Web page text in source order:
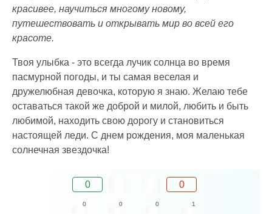
красивее, научиться многому новому,
путешествовать и открывать мир во всей его
красоте.
Твоя улыбка - это всегда лучик солнца во время
пасмурной погоды, и ты самая веселая и
дружелюбная девочка, которую я знаю. Желаю тебе
оставаться такой же доброй и милой, любить и быть
любимой, находить свою дорогу и становиться
настоящей леди. С днем рождения, моя маленькая
солнечная звездочка!
0 0
0 0 0 1